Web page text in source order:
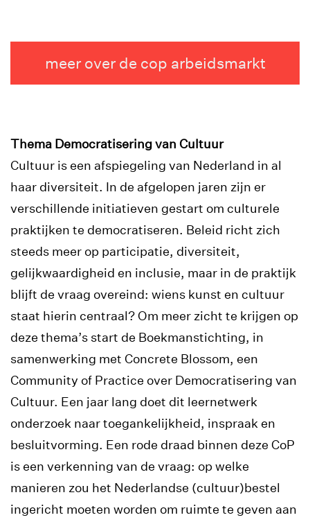
meer over de cop arbeidsmarkt
Thema Democratisering van Cultuur
Cultuur is een afspiegeling van Nederland in al
haar diversiteit. In de afgelopen jaren zijn er
verschillende initiatieven gestart om culturele
praktijken te democratiseren. Beleid richt zich
steeds meer op participatie, diversiteit,
gelijkwaardigheid en inclusie, maar in de praktijk
blijft de vraag overeind: wiens kunst en cultuur
staat hierin centraal? Om meer zicht te krijgen op
deze thema’s start de Boekmanstichting, in
samenwerking met Concrete Blossom, een
Community of Practice over Democratisering van
Cultuur. Een jaar lang doet dit leernetwerk
onderzoek naar toegankelijkheid, inspraak en
besluitvorming. Een rode draad binnen deze CoP
is een verkenning van de vraag: op welke
manieren zou het Nederlandse (cultuur)bestel
ingericht moeten worden om ruimte te geven aan